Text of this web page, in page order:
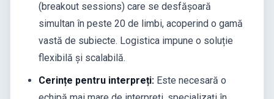
(breakout sessions) care se desfășoară
simultan în peste 20 de limbi, acoperind o gamă
vastă de subiecte. Logistica impune o soluție
flexibilă și scalabilă.
Cerințe pentru interpreți: Este necesară o